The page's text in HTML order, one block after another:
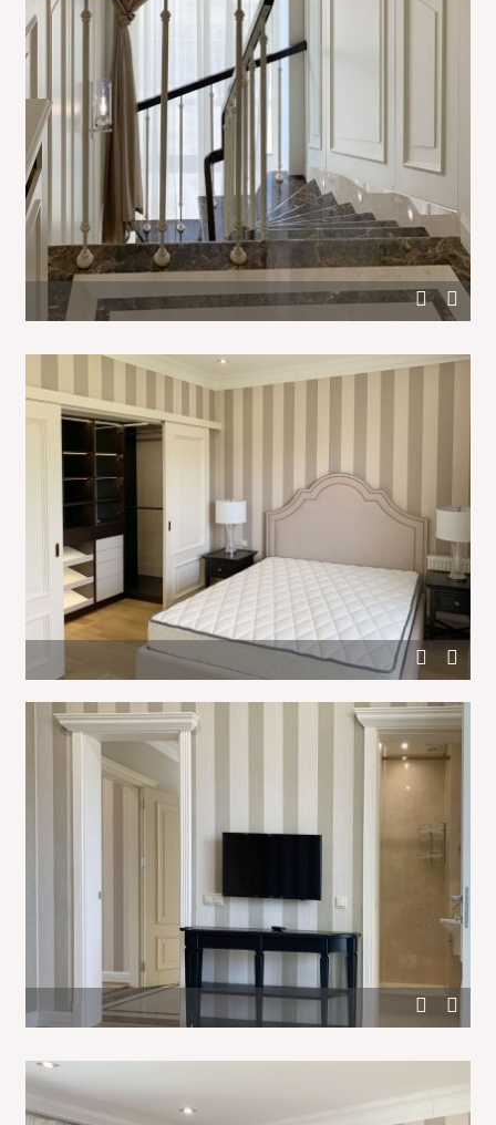
Оформление окна в лестничном холле
Стены в полоску в интерьере спальни
Оформление дверных проемов в спальне